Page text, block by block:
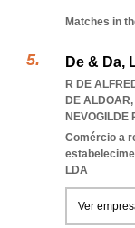
Matches in
De & Da,
R DE
DE ALDOAR,
NEVOGILDE
Comércio a
LDA
Ver